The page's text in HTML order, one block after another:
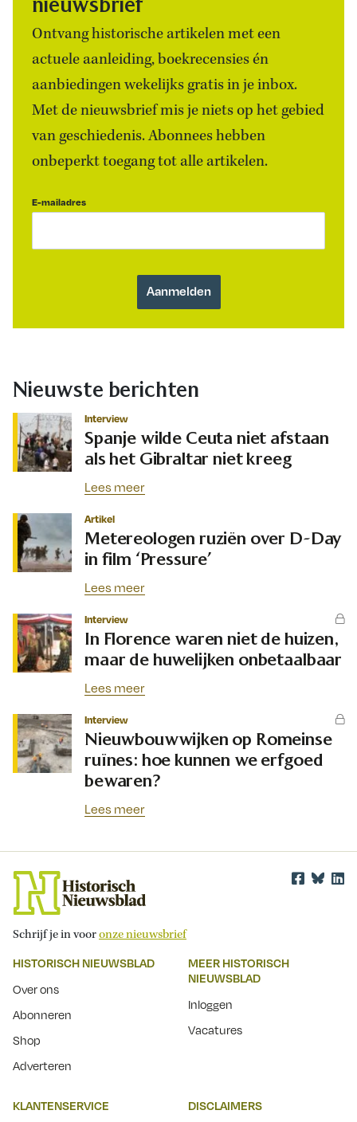
Ontvang historische artikelen met een
actuele aanleiding, boekrecensies én
aanbiedingen wekelijks gratis in je inbox.
Met de nieuwsbrief mis je niets op het gebied
van geschiedenis. Abonnees hebben
onbeperkt toegang tot alle artikelen.
E-mailadres
Nieuwste berichten
Interview
Spanje wilde Ceuta niet afstaan
als het Gibraltar niet kreeg
Lees meer
Artikel
Metereologen ruziën over D-Day
in film ‘Pressure’
Lees meer
Interview
In Florence waren niet de huizen,
maar de huwelijken onbetaalbaar
Lees meer
Interview
Nieuwbouwwijken op Romeinse
ruïnes: hoe kunnen we erfgoed
bewaren?
Lees meer
Schrijf je in vooronze nieuwsbrief
HISTORISCH NIEUWSBLAD
Over ons
Abonneren
Shop
Adverteren
MEER HISTORISCH
NIEUWSBLAD
Inloggen
Vacatures
KLANTENSERVICE DISCLAIMERS